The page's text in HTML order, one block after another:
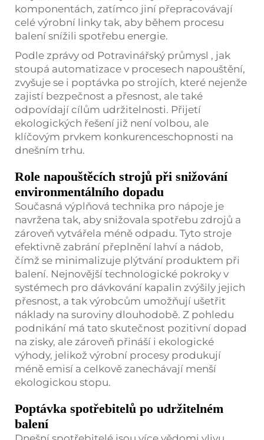
komponentách, zatímco jiní přepracovávají
celé výrobní linky tak, aby během procesu
balení snížili spotřebu energie.
Podle zprávy od Potravinářský průmysl , jak
stoupá automatizace v procesech napouštění,
zvyšuje se i poptávka po strojích, které nejenže
zajistí bezpečnost a přesnost, ale také
odpovídají cílům udržitelnosti. Přijetí
ekologických řešení již není volbou, ale
klíčovým prvkem konkurenceschopnosti na
dnešním trhu.
Role napouštěcích strojů při snižování
environmentálního dopadu
Současná výplňová technika pro nápoje je
navržena tak, aby snižovala spotřebu zdrojů a
zároveň vytvářela méně odpadu. Tyto stroje
efektivně zabrání přeplnění lahví a nádob,
čímž se minimalizuje plýtvání produktem při
balení. Nejnovější technologické pokroky v
systémech pro dávkování kapalin zvýšily jejich
přesnost, a tak výrobcům umožňují ušetřit
náklady na suroviny dlouhodobě. Z pohledu
podnikání má tato skutečnost pozitivní dopad
na zisky, ale zároveň přináší i ekologické
výhody, jelikož výrobní procesy produkují
méně emisí a celkově zanechávají menší
ekologickou stopu.
Poptávka spotřebitelů po udržitelném
balení